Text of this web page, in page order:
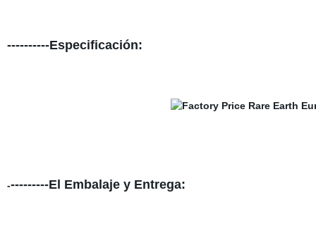
----------Especificación:
----------El Embalaje y Entrega: